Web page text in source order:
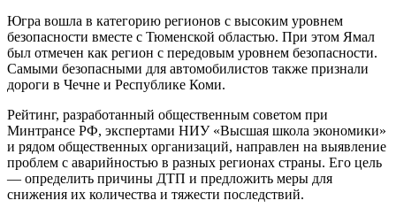
Югра вошла в категорию регионов с высоким уровнем
безопасности вместе с Тюменской областью. При этом Ямал
был отмечен как регион с передовым уровнем безопасности.
Самыми безопасными для автомобилистов также признали
дороги в Чечне и Республике Коми.
Рейтинг, разработанный общественным советом при
Минтрансе РФ, экспертами НИУ «Высшая школа экономики»
и рядом общественных организаций, направлен на выявление
проблем с аварийностью в разных регионах страны. Его цель
— определить причины ДТП и предложить меры для
снижения их количества и тяжести последствий.